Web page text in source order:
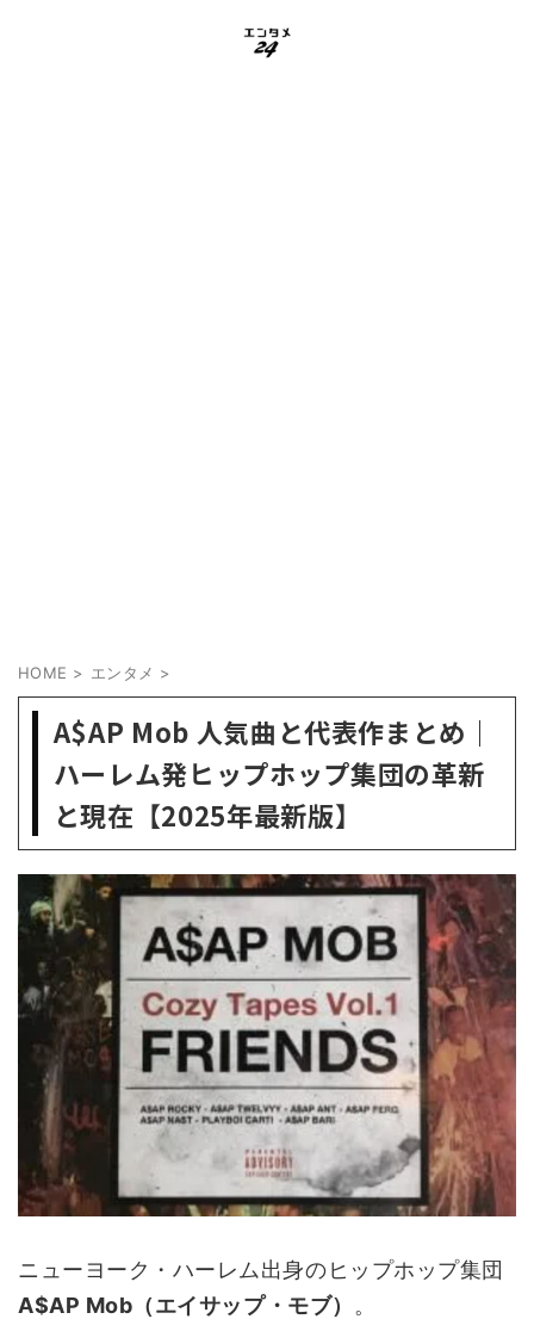
HOME > エンタメ >
A$AP Mob 人気曲と代表作まとめ｜
ハーレム発ヒップホップ集団の革新
と現在【2025年最新版】
ニューヨーク・ハーレム出身のヒップホップ集団
A$AP Mob（エイサップ・モブ）
。